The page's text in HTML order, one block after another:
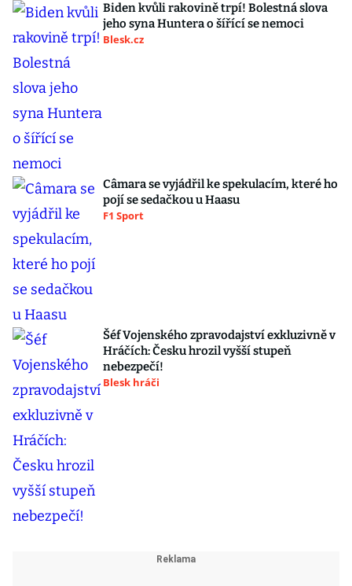
Biden kvůli rakovině trpí! Bolestná slova
jeho syna Huntera o šířící se nemoci
Blesk.cz
Câmara se vyjádřil ke spekulacím, které ho
pojí se sedačkou u Haasu
F1 Sport
Šéf Vojenského zpravodajství exkluzivně v
Hráčích: Česku hrozil vyšší stupeň
nebezpečí!
Blesk hráči